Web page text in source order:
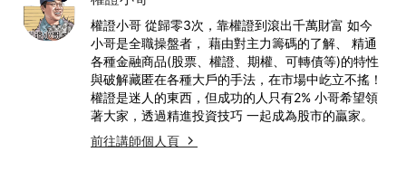
權證小哥 從歸零3次，靠權證到滾出千萬財富 如今
小哥是全職操盤者， 藉由對主力籌碼的了解、 精通
各種金融商品(股票、權證、期權、可轉債等)的特性
與破解藏匿在各種大戶的手法，在市場中屹立不搖！
權證是迷人的東西，但成功的人只有2% 小哥希望領
著大家，透過精進投資技巧 一起成為股市的贏家。
前往講師個人頁